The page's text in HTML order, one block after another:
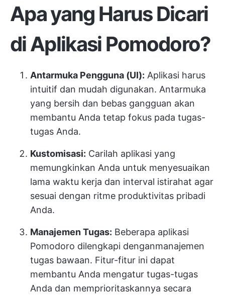
Apa yang Harus Dicari
di Aplikasi Pomodoro?
Antarmuka Pengguna (UI): Aplikasi harus
intuitif dan mudah digunakan. Antarmuka
yang bersih dan bebas gangguan akan
membantu Anda tetap fokus pada tugas-
tugas Anda.
Kustomisasi: Carilah aplikasi yang
memungkinkan Anda untuk menyesuaikan
lama waktu kerja dan interval istirahat agar
sesuai dengan ritme produktivitas pribadi
Anda.
Manajemen Tugas: Beberapa aplikasi
Pomodoro dilengkapi denganmanajemen
tugas bawaan. Fitur-fitur ini dapat
membantu Anda mengatur tugas-tugas
Anda dan memprioritaskannya secara